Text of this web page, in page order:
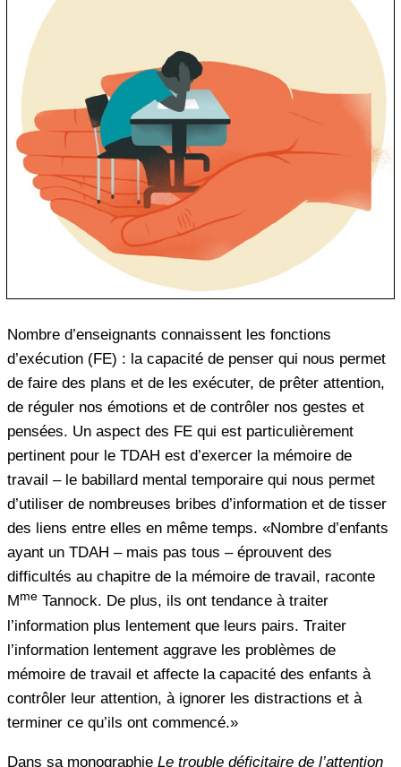
Nombre d’enseignants connaissent les fonctions
d’exécution (FE) : la capacité de penser qui nous permet
de faire des plans et de les exécuter, de prêter attention,
de réguler nos émotions et de contrôler nos gestes et
pensées. Un aspect des FE qui est particulièrement
pertinent pour le TDAH est d’exercer la mémoire de
travail – le babillard mental temporaire qui nous permet
d’utiliser de nombreuses bribes d’information et de tisser
des liens entre elles en même temps. «Nombre d’enfants
ayant un TDAH – mais pas tous – éprouvent des
difficultés au chapitre de la mémoire de travail, raconte
Mme Tannock. De plus, ils ont tendance à traiter
l’information plus lentement que leurs pairs. Traiter
l’information lentement aggrave les problèmes de
mémoire de travail et affecte la capacité des enfants à
contrôler leur attention, à ignorer les distractions et à
terminer ce qu’ils ont commencé.»
Dans sa monographie Le trouble déficitaire de l’attention